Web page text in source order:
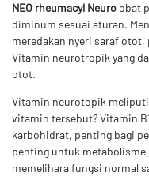
NEO rheumacyl Neuroobat
diminum sesuai aturan.
meredakan nyeri saraf
Vitamin neurotropik yang
otot.
Vitamin neurotopik meliputi
vitamin tersebut? Vitamin
karbohidrat, penting bagi
penting untuk
memelihara fungsi normal